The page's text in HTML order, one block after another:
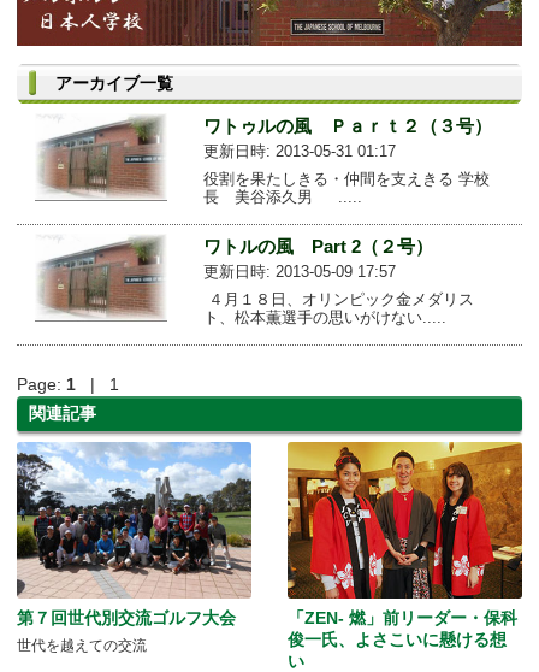
アーカイブ一覧
ワトゥルの風 Ｐａｒｔ２（３号）
更新日時: 2013-05-31 01:17
役割を果たしきる・仲間を支えきる 学校
長 美谷添久男 .....
ワトルの風 Part 2（２号）
更新日時: 2013-05-09 17:57
４月１８日、オリンピック金メダリス
ト、松本薫選手の思いがけない.....
Page: 1 | 1
関連記事
第７回世代別交流ゴルフ大会
世代を越えての交流
「ZEN- 燃」前リーダー・保科
俊一氏、よさこいに懸ける想
い